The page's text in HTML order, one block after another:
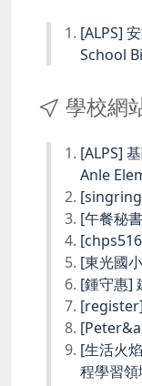
[ALPS]
School
學校網
[ALPS]
Anle
[午餐秘
[東光國
[鍾守惠]
[生活火
程學習領